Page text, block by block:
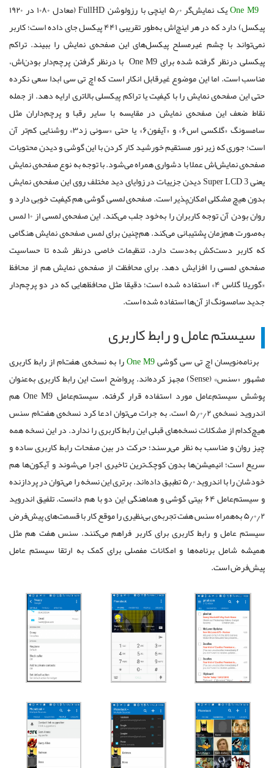
One M9
یک نمایش‌گر ۵٫۰ اینچی با رزولوشن FullHD (معادل ۱۰۸۰ در ۱۹۲۰
پیکسل) دارد که در هر اینچ‌اش به‌طور تقریبی ۴۴۱ پیکسل جای داده است؛ کاربر
نمی‌تواند با چشم غیرمسلح پیکسل‌های این صفحه‌ی نمایش را ببیند. تراکم
پیکسلی درنظر گرفته شده برای One M9 ‌با درنظر گرفتن پرچم‌دار بودن‌اش،
‌مناسب است. اما این موضوع غیرقابل انکار است که اچ تی سی ابدا سعی نکرده
حتی این صفحه‌ی نمایش را با کیفیت یا تراکم پیکسلی بالاتری ارایه دهد. از جمله
نقاط ضعف این صفحه‌ی نمایش در مقایسه با سایر رقبا و پرچم‌داران مثل
سامسونگ «گلکسی اس۶» و «آیفون۶» یا حتی «سونی زد۳» روشنایی کم‌تر آن
است؛ جوری که زیر نور مستقیم خورشید کار کردن با این گوشی و دیدن محتویات
صفحه‌ی نمایش‌اش عملا با دشواری همراه ‌می‌شود. با توجه به نوع صفحه‌ی نمایش
یعنی Super LCD 3 دیدن جزییات در زوایای دید مختلف روی این صفحه‌ی نمایش
بدون هیچ مشکلی امکان‌پذیر است. صفحه‌ی لمسی گوشی هم کیفیت خوبی دارد و
روان بودن آن توجه کاربران را به‌خود جلب می‌کند. این صفحه‌ی لمسی از ۱۰ لمس
به‌صورت هم‌زمان پشتیبانی می‌کند. هم‌چنین برای لمس صفحه‌ی نمایش هنگامی
که کاربر دست‌کش به‌دست دارد، تنظیمات خاصی درنظر شده تا حساسیت
صفحه‌ی لمسی را افزایش دهد. برای محافظت از صفحه‌ی نمایش هم از محافظ
«گوریلا گلاس ۴» ‌استفاده شده است؛ دقیقا ‌مثل محافظ‌هایی که در دو پرچم‌دار
جدید سامسونگ از آن‌ها استفاده شده‌ است.
سیستم عامل و رابط کاربری
برنامه‌نویسان اچ تی سی گوشیOne M9را به نسخه‌ی هفت‌ام از رابط کاربری
مشهور «سنس» (Sense) مجهز کرده‌اند. پرواضح است این رابط کاربری به‌عنوان
پوشش سیستم‌عامل مورد استفاده قرار گرفته. سیستم‌عامل One M9 هم
اندروید نسخه‌ی ۵٫۰٫۲ است. به جرات می‌توان ادعا کرد نسخه‌ی هفت‌ام سنس
هیچ‌کدام از مشکلات نسخه‌های قبلی این رابط کاربری را ندارد. در این نسخه همه
چیز روان و مناسب به نظر می‌رسند؛ حرکت در بین صفحات رابط کاربری ساده و
سریع است؛ انیمیشن‌ها بدون کوچک‌ترین تاخیری اجرا‌ می‌شوند و آیکون‌ها هم
خودشان را با اندروید ۵٫۰ تطبیق داده‌اند. برتری این نسخه را می‌توان در پردازنده‌
و سیستم‌عامل ۶۴ بیتی گوشی و هماهنگی این دو با هم دانست. تلفیق اندروید
۵٫۰٫۲ به‌همراه سنس هفت تجربه‌ی بی‌نظیری را ‌موقع کار با قسمت‌های پیش‌فرض
سیستم عامل و رابط کاربری برای کاربر فراهم می‌کنند. سنس هفت هم مثل
همیشه شامل برنامه‌ها و امکانات‌ مفصلی‌ برای کمک به ارتقا سیستم عامل
پیش‌فرض است.